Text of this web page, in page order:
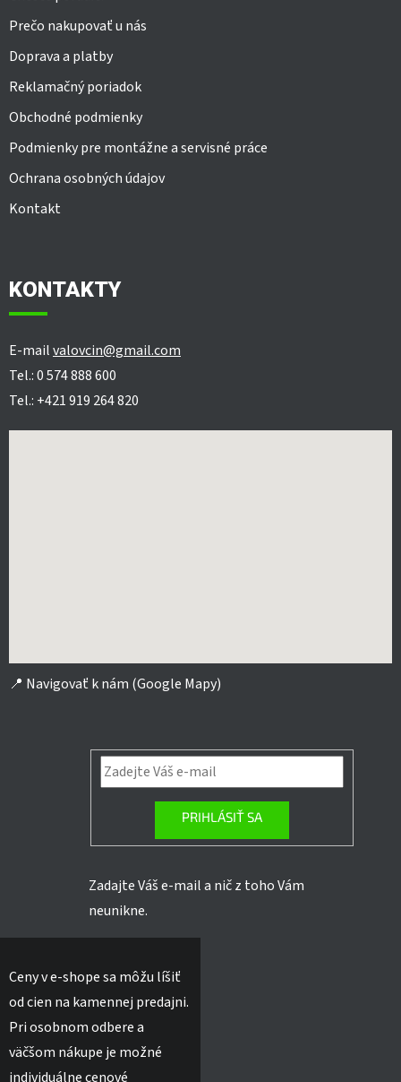
Prečo nakupovať u nás
Doprava a platby
Reklamačný poriadok
Obchodné podmienky
Podmienky pre montážne a servisné práce
Ochrana osobných údajov
Kontakt
KONTAKTY
E-mailvalovcin@gmail.com
Tel.: 0 574 888 600
Tel.: +421 919 264 820
📍 Navigovať k nám (Google Mapy)
PRIHLÁSIŤ SA
Zadajte Váš e-mail a nič z toho Vám
neunikne.
Ceny v e-shope sa môžu líšiť
od cien na kamennej predajni.
Pri osobnom odbere a
väčšom nákupe je možné
individuálne cenové